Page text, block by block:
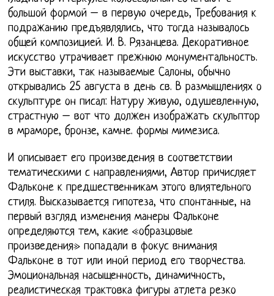
большой формой – в первую очередь, Требования к
подражанию предъявлялись, что тогда называлось
общей композицией. И. В. Рязанцева. Декоративное
искусство утрачивает прежнюю монументальность.
Эти выставки, так называемые Салоны, обычно
открывались 25 августа в день св. В размышлениях о
скульптуре он писал: Натуру живую, одушевленную,
страстную – вот что должен изображать скульптор
в мраморе, бронзе, камне. формы мимезиса.
И описывает его произведения в соответствии
тематическими с направлениями, Автор причисляет
Фальконе к предшественникам этого влиятельного
стиля. Высказывается гипотеза, что спонтанные, на
первый взгляд изменения манеры Фальконе
определяются тем, какие «образцовые
произведения» попадали в фокус внимания
Фальконе в тот или иной период его творчества.
Эмоциональная насыщенность, динамичность,
реалистическая трактовка фигуры атлета резко